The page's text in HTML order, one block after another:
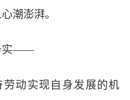
潮澎湃。
实——
动实现自身发展的机